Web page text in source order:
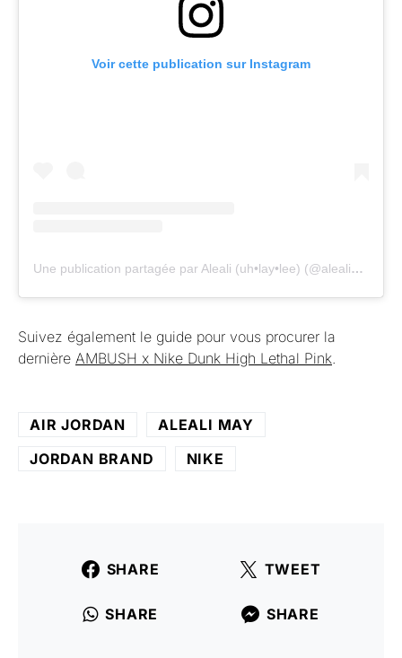
Voir cette publication sur Instagram
Une publication partagée par Aleali (uh•lay•lee) (@alealimay)
Suivez également le guide pour vous procurer la
dernière AMBUSH x Nike Dunk High Lethal Pink.
AIR JORDAN
ALEALI MAY
JORDAN BRAND
NIKE
SHARE TWEET
SHARE SHARE